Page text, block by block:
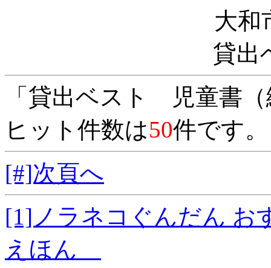
大和
貸出
「貸出ベスト 児童書
ヒット件数は50件です
[#]次頁へ
[1]ノラネコぐんだん
えほん